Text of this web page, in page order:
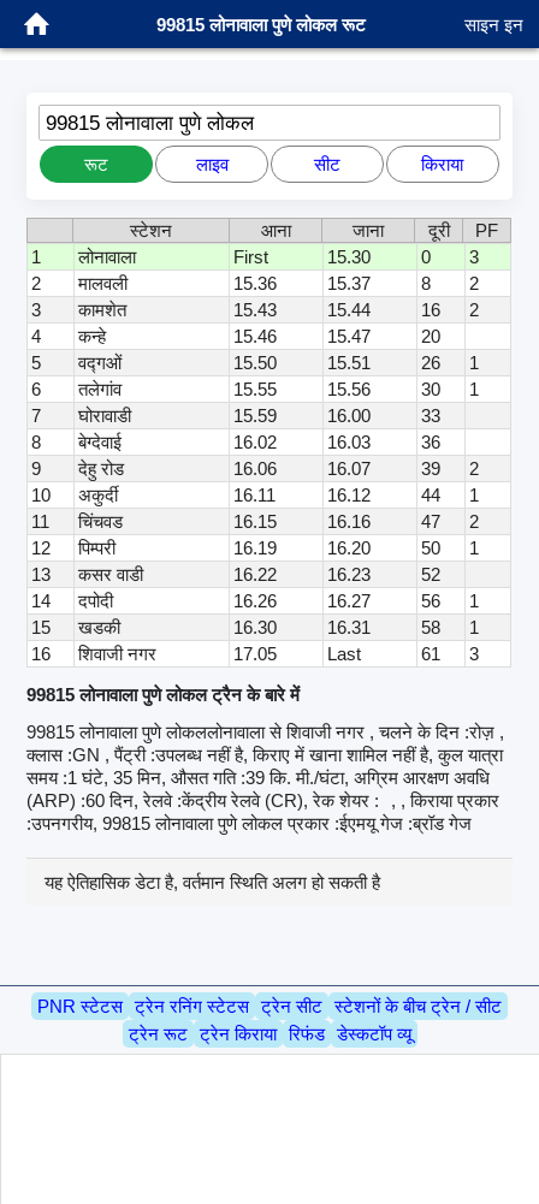
99815 लोनावाला पुणे लोकल रूट साइन इन
99815 लोनावाला पुणे लोकल
रूट लाइव सीट किराया
स्टेशन आना जाना दूरी
PF
1
लोनावाला First 15.30 0
3
2
मालवली 15.36 15.37 8
2
3
कामशेत 15.43 15.44 16
2
4
कन्हे 15.46 15.47
20
5
वद्गओं 15.50 15.51 26
1
6
तलेगांव 15.55 15.56 30
1
7
घोरावाडी 15.59 16.00
33
8
बेग्देवाई 16.02 16.03
36
9
देहु रोड 16.06 16.07 39
2
10
अकुर्दी 16.11 16.12 44
1
11
चिंचवड 16.15 16.16 47
2
12
पिम्परी 16.19 16.20 50
1
13
कसर वाडी 16.22 16.23
52
14
दपोदी 16.26 16.27 56
1
15
खडकी 16.30 16.31 58
1
16
शिवाजी नगर 17.05 Last 61
3
99815 लोनावाला पुणे लोकल ट्रैन के बारे में
99815 लोनावाला पुणे लोकललोनावाला से शिवाजी नगर , चलने के दिन :रोज़ ,
क्लास :GN , पैंट्री :उपलब्ध नहीं है, किराए में खाना शामिल नहीं है, कुल यात्रा
समय :1 घंटे, 35 मिन, औसत गति :39 कि. मी./घंटा, अग्रिम आरक्षण अवधि
(ARP) :60 दिन, रेलवे :केंद्रीय रेलवे (CR), रेक शेयर :
, , किराया प्रकार
:उपनगरीय, 99815 लोनावाला पुणे लोकल प्रकार :ईएमयू गेज :ब्रॉड गेज
यह ऐतिहासिक डेटा है, वर्तमान स्थिति अलग हो सकती है
PNR स्टेटस ट्रेन रनिंग स्टेटस ट्रेन सीट स्टेशनों के बीच ट्रेन / सीट
ट्रेन रूट ट्रेन किराया रिफंड डेस्कटॉप व्यू